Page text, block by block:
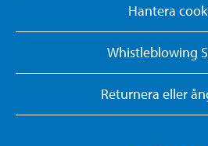
Hantera
Whistleblowing
Returnera eller